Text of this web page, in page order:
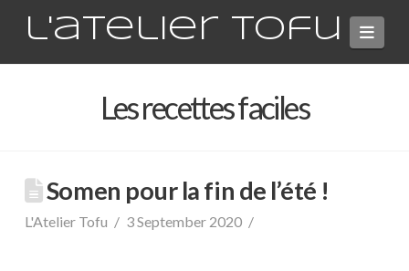
l'atelier tofu
Les recettes faciles
Somen pour la fin de l’été !
L'Atelier Tofu 3 September 2020